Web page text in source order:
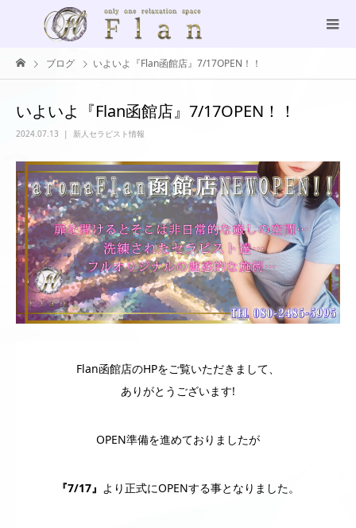
ブログ いよいよ『Flan函館店』7/17OPEN！！
いよいよ『Flan函館店』7/17OPEN！！
2024.07.13 新人セラピスト情報
Flan函館店のHPをご覧いただきまして、
ありがとうございます!
OPEN準備を進めておりましたが
『7/17』 より正式にOPENする事となりました。